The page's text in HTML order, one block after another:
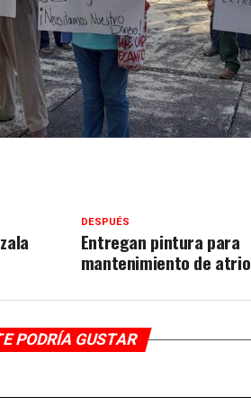
DESPUÉS
Entregan pintura para
mantenimiento de atrio
PODRÍA GUSTAR